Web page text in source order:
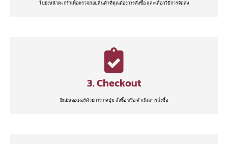
ไปยังหน้าตะกร้าเพื่อตรวจสอบสินค้าที่คุณต้องการสั่งซื้อ และเลือกวิธีการจัดส่ง
3. Checkout
ยืนยันออเดอร์ด้วยการ กดปุ่ม สั่งซื้อ หรือ ดำเนินการสั่งซื้อ